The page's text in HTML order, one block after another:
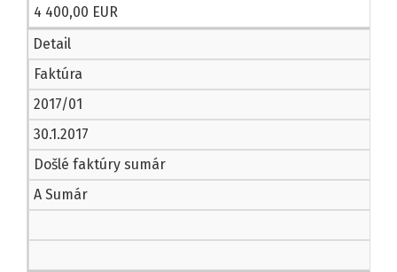
4 400,00 EUR
Detail
Faktúra
2017/01
30.1.2017
Došlé faktúry sumár
A Sumár